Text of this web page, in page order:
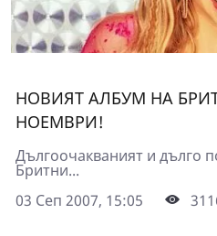
НОВИЯТ АЛБУМ НА
НОЕМВРИ!
Дългоочакваният и дълго
Бритни...
03 Сеп 2007, 15:05